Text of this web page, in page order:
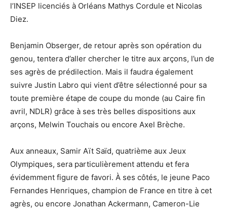
l’INSEP licenciés à Orléans Mathys Cordule et Nicolas
Diez.
Benjamin Obserger, de retour après son opération du
genou, tentera d’aller chercher le titre aux arçons, l’un de
ses agrès de prédilection. Mais il faudra également
suivre Justin Labro qui vient d’être sélectionné pour sa
toute première étape de coupe du monde (au Caire fin
avril, NDLR) grâce à ses très belles dispositions aux
arçons, Melwin Touchais ou encore Axel Brèche.
Aux anneaux, Samir Aït Saïd, quatrième aux Jeux
Olympiques, sera particulièrement attendu et fera
évidemment figure de favori. À ses côtés, le jeune Paco
Fernandes Henriques, champion de France en titre à cet
agrès, ou encore Jonathan Ackermann, Cameron-Lie